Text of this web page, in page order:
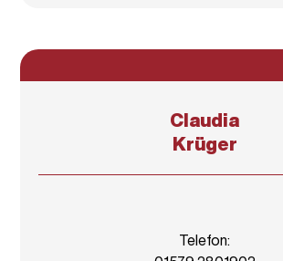
Claudia
Krüger
Telefon: